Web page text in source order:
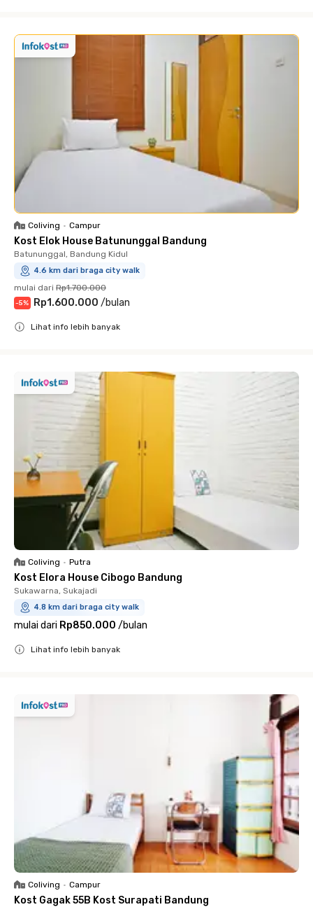
Coliving • Campur
Kost Elok House Batununggal Bandung
Batununggal, Bandung Kidul
4.6 km dari braga city walk
mulai dari Rp1.700.000
-5% Rp1.600.000 /bulan
Lihat info lebih banyak
Coliving • Putra
Kost Elora House Cibogo Bandung
Sukawarna, Sukajadi
4.8 km dari braga city walk
mulai dari Rp850.000 /bulan
Lihat info lebih banyak
Coliving • Campur
Kost Gagak 55B Kost Surapati Bandung